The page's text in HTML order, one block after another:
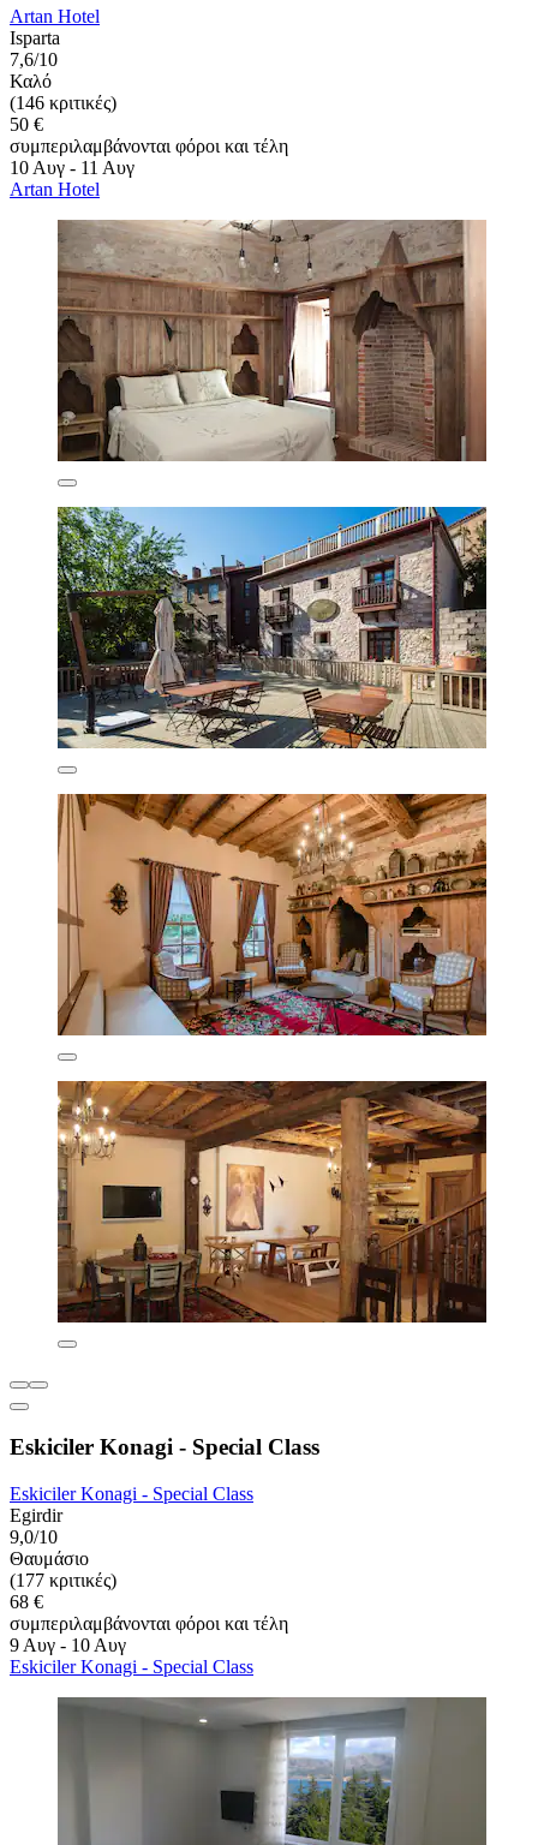
Artan Hotel
Isparta
7,6/10
Καλό
(146 κριτικές)
50 €
συμπεριλαμβάνονται φόροι και τέλη
10 Αυγ - 11 Αυγ
Artan Hotel
Eskiciler Konagi - Special Class
Eskiciler Konagi - Special Class
Egirdir
9,0/10
Θαυμάσιο
(177 κριτικές)
68 €
συμπεριλαμβάνονται φόροι και τέλη
9 Αυγ - 10 Αυγ
Eskiciler Konagi - Special Class